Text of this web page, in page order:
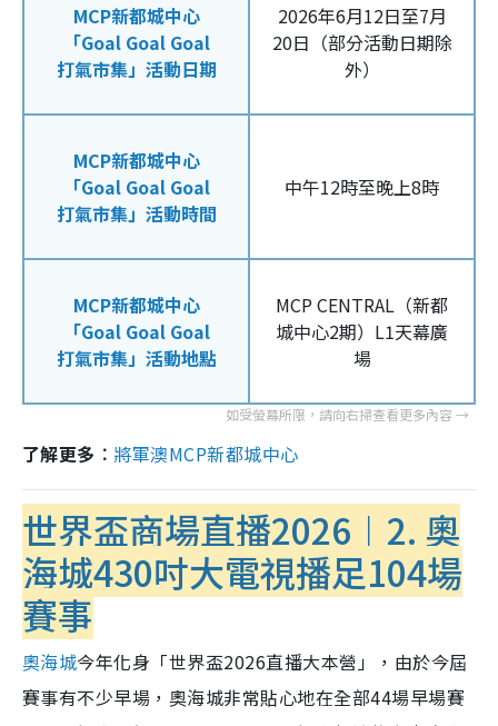
MCP新都城中心
「Goal Goal Goal
打氣市集」活動日期
2026年6月12日至7月
20日（部分活動日期除
外）
MCP新都城中心
「Goal Goal Goal
打氣市集」活動時間
中午12時至晚上8時
MCP新都城中心
「Goal Goal Goal
打氣市集」活動地點
MCP CENTRAL（新都
城中心2期）L1天幕廣
場
了解更多︰ 將軍澳MCP新都城中心
世界盃商場直播2026︱2. 奧
海城430吋大電視播足104場
賽事
奧海城今年化身「世界盃2026直播大本營」，由於今屆
賽事有不少早場，奧海城非常貼心地在全部44場早場賽